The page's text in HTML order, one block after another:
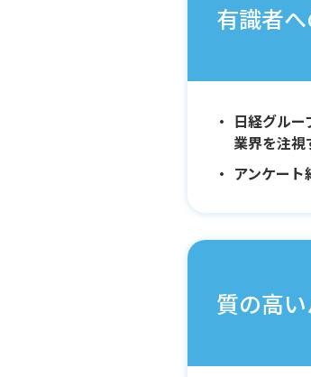
有識者
日経グル
業界を注
アンケー
質の高